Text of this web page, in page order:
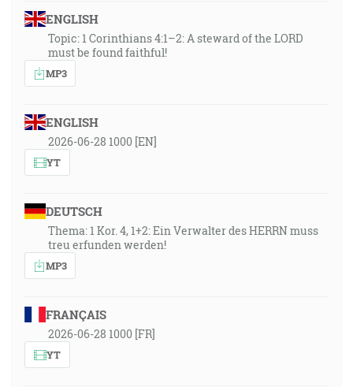
ENGLISH
Topic: 1 Corinthians 4:1–2: A steward of the LORD
must be found faithful!
MP3
ENGLISH
2026-06-28 1000 [EN]
YT
DEUTSCH
Thema: 1 Kor. 4, 1+2: Ein Verwalter des HERRN muss
treu erfunden werden!
MP3
FRANÇAIS
2026-06-28 1000 [FR]
YT